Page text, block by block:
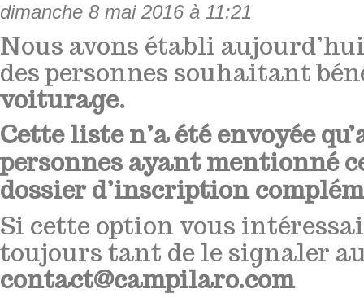
dimanche 8 mai 2016 à 11:21
Nous avons établi
des personnes souhaitant
voiturage.
Cette liste n’a été envoyée
personnes ayant mentionné
dossier d’inscription
Si cette option vous
toujours tant de le signaler
contact@campilaro.com